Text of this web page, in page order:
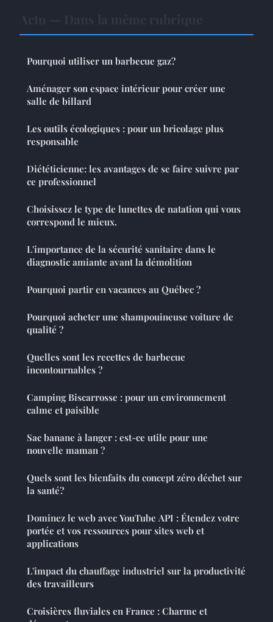
Pourquoi utiliser un barbecue gaz?
Aménager son espace intérieur pour créer une
salle de billard
Les outils écologiques : pour un bricolage plus
responsable
Diététicienne: les avantages de se faire suivre par
ce professionnel
Choisissez le type de lunettes de natation qui vous
correspond le mieux.
L'importance de la sécurité sanitaire dans le
diagnostic amiante avant la démolition
Pourquoi partir en vacances au Québec ?
Pourquoi acheter une shampouineuse voiture de
qualité ?
Quelles sont les recettes de barbecue
incontournables ?
Camping Biscarrosse : pour un environnement
calme et paisible
Sac banane à langer : est-ce utile pour une
nouvelle maman ?
Quels sont les bienfaits du concept zéro déchet sur
la santé?
Dominez le web avec YouTube API : Étendez votre
portée et vos ressources pour sites web et
applications
L'impact du chauffage industriel sur la productivité
des travailleurs
Croisières fluviales en France : Charme et